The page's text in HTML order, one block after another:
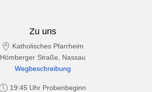
Zu uns
Katholisches Pfarrheim
Hömberger Straße, Nassau
Wegbeschreibung
19:45 Uhr Probenbeginn